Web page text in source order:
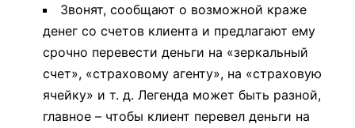
Звонят, сообщают о возможной краже
денег со счетов клиента и предлагают ему
срочно перевести деньги на «зеркальный
счет», «страховому агенту», на «страховую
ячейку» и т. д. Легенда может быть разной,
главное – чтобы клиент перевел деньги на